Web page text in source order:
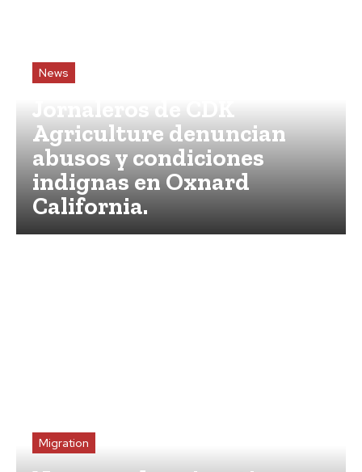
News
Jornaleros de CDK
Agriculture denuncian
abusos y condiciones
indignas en Oxnard
California.
Migration